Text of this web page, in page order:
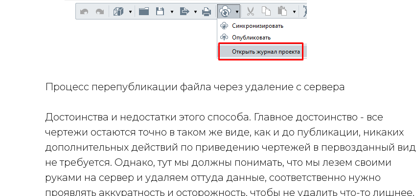
Процесс перепубликации файла через удаление с сервера
Достоинства и недостатки этого способа. Главное достоинство - все
чертежи остаются точно в таком же виде, как и до публикации, никаких
дополнительных действий по приведению чертежей в первозданный вид
не требуется. Однако, тут мы должны понимать, что мы лезем своими
руками на сервер и удаляем оттуда данные, соответственно нужно
проявлять аккуратность и осторожность, чтобы не удалить что-то лишнее.